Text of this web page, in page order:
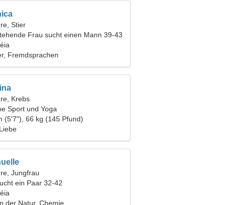
Stier
Frau sucht einen Mann 39-43
Fremdsprachen
Krebs
Sport und Yoga
(5'7"), 66 kg (145 Pfund)
Jungfrau
ein Paar 32-42
der Natur, Chemie